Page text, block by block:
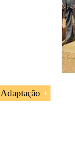
Adaptação
Doutorado e
Adaptação